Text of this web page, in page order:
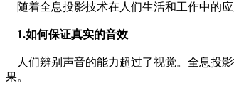
随着全息投影技术在人们生活和工作中的
1.如何保证真实的音效
人们辨别声音的能力超过了视觉。全息投
果。